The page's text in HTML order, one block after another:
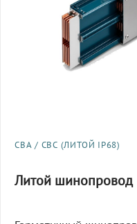
СВА / СВС (ЛИТОЙ IP68)
Литой шинопровод